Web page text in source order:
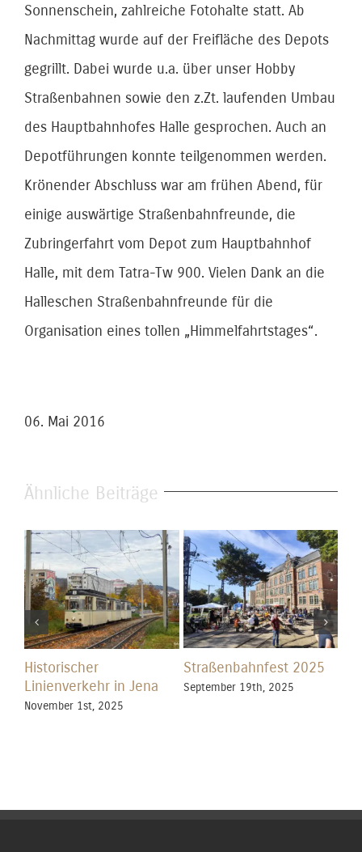
Sonnenschein, zahlreiche Fotohalte statt. Ab
Nachmittag wurde auf der Freifläche des Depots
gegrillt. Dabei wurde u.a. über unser Hobby
Straßenbahnen sowie den z.Zt. laufenden Umbau
des Hauptbahnhofes Halle gesprochen. Auch an
Depotführungen konnte teilgenommen werden.
Krönender Abschluss war am frühen Abend, für
einige auswärtige Straßenbahnfreunde, die
Zubringerfahrt vom Depot zum Hauptbahnhof
Halle, mit dem Tatra-Tw 900. Vielen Dank an die
Halleschen Straßenbahnfreunde für die
Organisation eines tollen „Himmelfahrtstages“.
06. Mai 2016
Ähnliche Beiträge
Historischer
Linienverkehr in Jena
November 1st, 2025
Straßenbahnfest 2025
September 19th, 2025